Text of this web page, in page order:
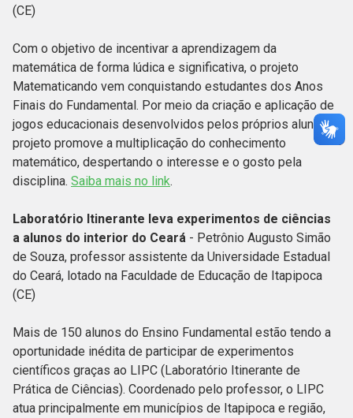
(CE)
Com o objetivo de incentivar a aprendizagem da
matemática de forma lúdica e significativa, o projeto
Matematicando vem conquistando estudantes dos Anos
Finais do Fundamental. Por meio da criação e aplicação de
jogos educacionais desenvolvidos pelos próprios alunos, o
projeto promove a multiplicação do conhecimento
matemático, despertando o interesse e o gosto pela
disciplina. Saiba mais no link.
Laboratório Itinerante leva experimentos de ciências
a alunos do interior do Ceará - Petrônio Augusto Simão
de Souza, professor assistente da Universidade Estadual
do Ceará, lotado na Faculdade de Educação de Itapipoca
(CE)
Mais de 150 alunos do Ensino Fundamental estão tendo a
oportunidade inédita de participar de experimentos
científicos graças ao LIPC (Laboratório Itinerante de
Prática de Ciências). Coordenado pelo professor, o LIPC
atua principalmente em municípios de Itapipoca e região,